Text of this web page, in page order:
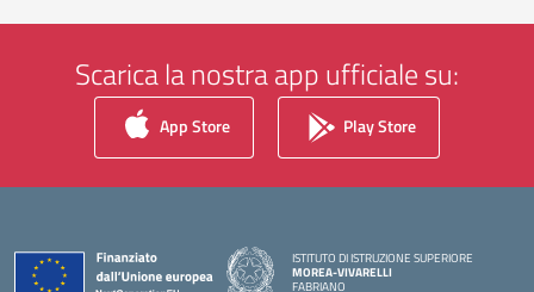
Scarica la nostra app ufficiale su:
App Store Play Store
ISTITUTO DI ISTRUZIONE SUPERIORE
MOREA-VIVARELLI
FABRIANO